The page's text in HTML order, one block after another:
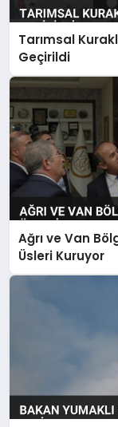
Tarımsal
Geçirildi
Ağrı ve Van
Üsleri Kuruyor